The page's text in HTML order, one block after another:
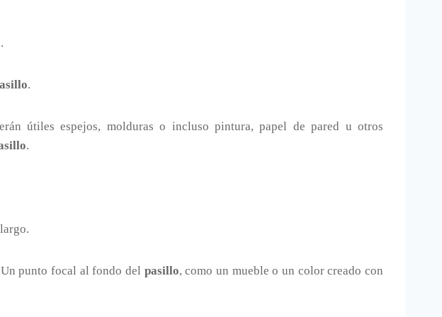
.
útiles espejos, molduras o incluso pintura, papel de pared u otros
.
punto focal al fondo del pasillo, como un mueble o un color creado con